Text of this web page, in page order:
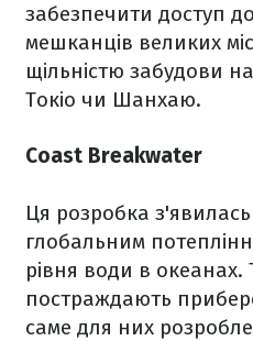
забезпечити доступ
мешканців великих
щільністю забудови
Токіо чи Шанхаю.
Coast Breakwater
Ця розробка
глобальним
рівня води в
постраждають
саме для них